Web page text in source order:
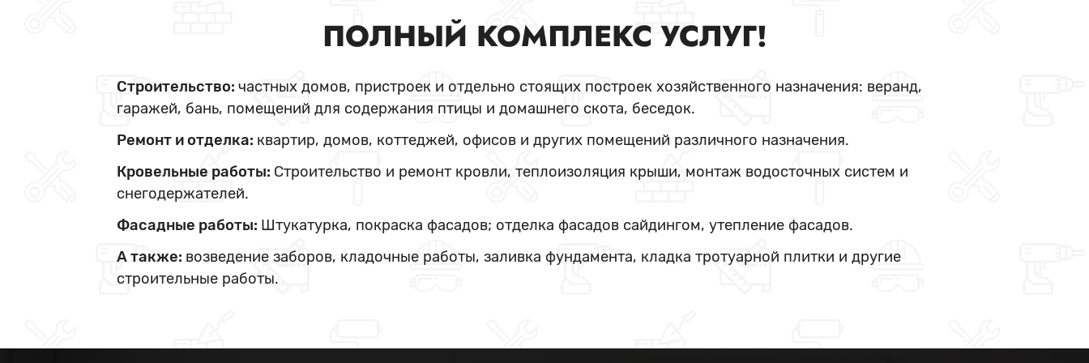
ПОЛНЫЙ КОМПЛЕКС УСЛУГ!
Строительство: частных домов, пристроек и отдельно стоящих построек хозяйственного назначения: веранд,
гаражей, бань, помещений для содержания птицы и домашнего скота, беседок.
Ремонт и отделка: квартир, домов, коттеджей, офисов и других помещений различного назначения.
Кровельные работы: Строительство и ремонт кровли, теплоизоляция крыши, монтаж водосточных систем и
снегодержателей.
Фасадные работы: Штукатурка, покраска фасадов; отделка фасадов сайдингом, утепление фасадов.
А также: возведение заборов, кладочные работы, заливка фундамента, кладка тротуарной плитки и другие
строительные работы.